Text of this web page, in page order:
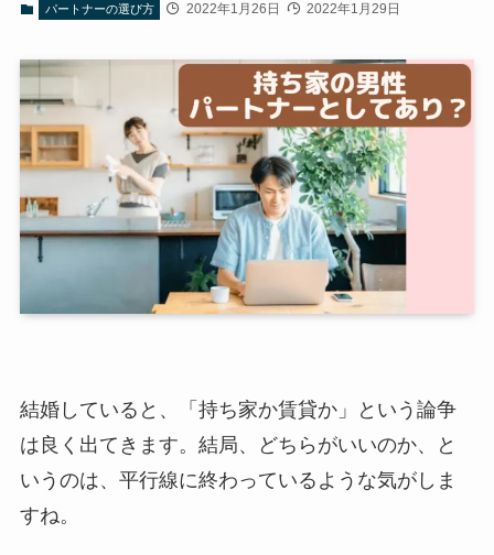
パートナーの選び方 2022年1月26日 2022年1月29日
結婚していると、「持ち家か賃貸か」という論争
は良く出てきます。結局、どちらがいいのか、と
いうのは、平行線に終わっているような気がしま
すね。